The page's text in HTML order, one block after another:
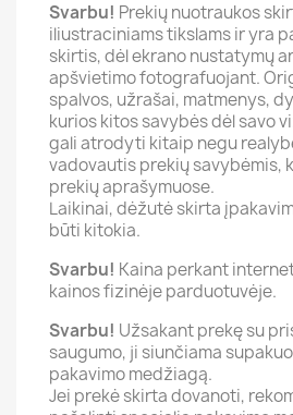
Svarbu! Prekių nuotraukos
iliustraciniams tikslams ir yra
skirtis, dėl ekrano nustatymų
apšvietimo fotografuojant.
spalvos, užrašai, matmenys,
kurios kitos savybės dėl savo
gali atrodyti kitaip negu
vadovautis prekių savybėmis,
prekių aprašymuose.
Laikinai, dėžutė skirta
būti kitokia.
Svarbu! Kaina perkant
kainos fizinėje parduotuvėje.
Svarbu! Užsakant prekę su
saugumo, ji siunčiama
pakavimo medžiagą.
Jei prekė skirta dovanoti,